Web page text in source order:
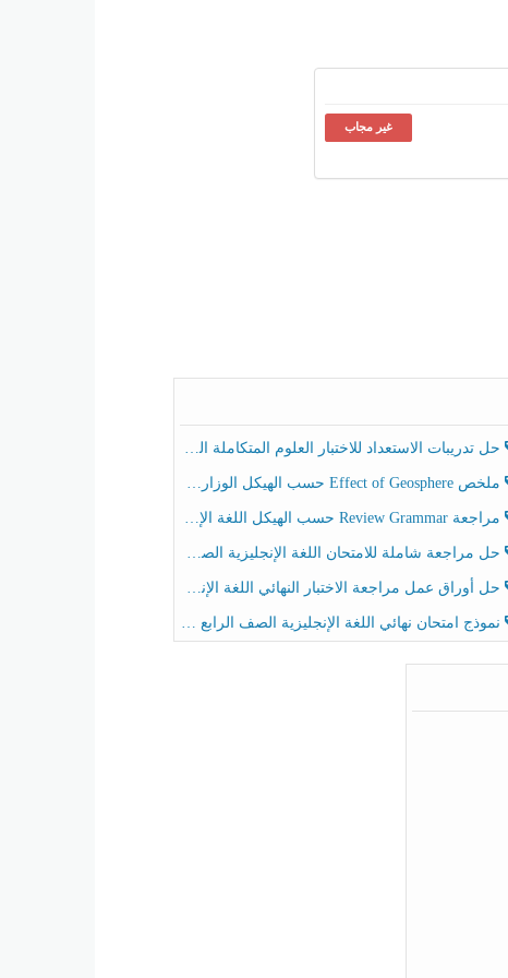
غير مجاب
حل تدريبات الاستعداد للاختبار العلوم المتكاملة الصف الخامس عام الفصل الثالث
ملخص Effect of Geosphere حسب الهيكل الوزاري العلوم المتكاملة الصف الخامس انسبير الفصل الثالث
مراجعة Review Grammar حسب الهيكل اللغة الإنجليزية الصف الخامس الفصل الثالث
حل مراجعة شاملة للامتحان اللغة الإنجليزية الصف الخامس الفصل الثالث
حل أوراق عمل مراجعة الاختبار النهائي اللغة الإنجليزية الصف الرابع الفصل الثالث
نموذج امتحان نهائي اللغة الإنجليزية الصف الرابع الفصل الثالث